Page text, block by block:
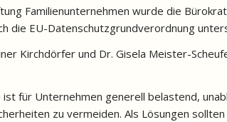
Familienunternehmen wurde die
die EU-Datenschutzgrundverordnung
Kirchdörfer und Dr. Gisela Meister-
für Unternehmen generell belastend,
zu vermeiden. Als Lösungen